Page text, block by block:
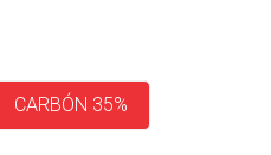
CARBÓN 35%